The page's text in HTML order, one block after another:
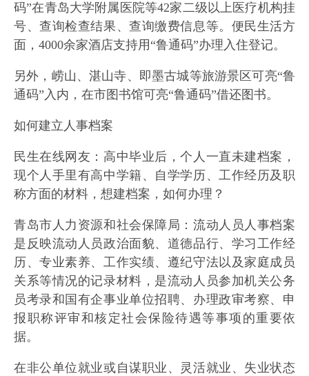
码”在青岛大学附属医院等42家二级以上医疗机构挂
号、查询检查结果、查询缴费信息等。便民生活方
面，4000余家酒店支持用“鲁通码”办理入住登记。
另外，崂山、湛山寺、即墨古城等旅游景区可亮“鲁
通码”入内，在市图书馆可亮“鲁通码”借还图书。
如何建立人事档案
民生在线网友：高中毕业后，个人一直未建档案，
现个人手里有高中学籍、自学学历、工作经历及职
称方面的材料，想建档案，如何办理？
青岛市人力资源和社会保障局：流动人员人事档案
是反映流动人员政治面貌、道德品行、学习工作经
历、专业素养、工作实绩、遵纪守法以及家庭成员
关系等情况的记录材料，是流动人员参加机关公务
员考录和国有企事业单位招聘、办理政审考察、申
报职称评审和核定社会保险待遇等事项的重要依
据。
在非公单位就业或自谋职业、灵活就业、失业状态